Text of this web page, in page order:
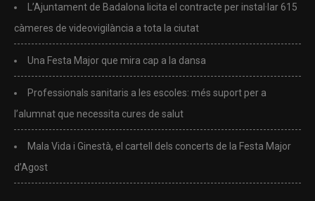
L’Ajuntament de Badalona licita el contracte per instal·lar 615
càmeres de videovigilància a tota la ciutat
Una Festa Major que mira cap a la dansa
Professionals sanitaris a les escoles: més suport per a
l’alumnat que necessita cures de salut
Mala Vida i Ginestà, el cartell dels concerts de la Festa Major
d’Agost